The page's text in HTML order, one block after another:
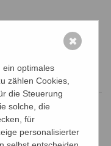
ein optimales
zählen Cookies,
die Steuerung
solche, die
für
personalisierter
✖